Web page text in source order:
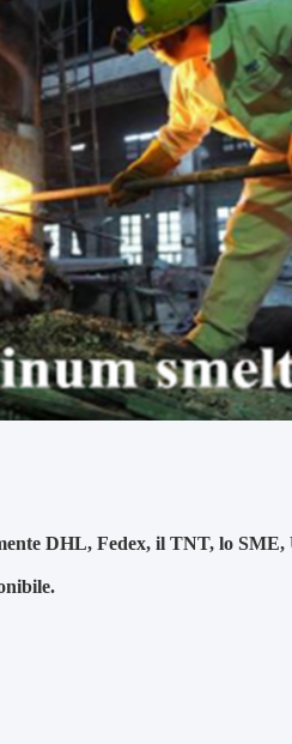
DHL, Fedex, il TNT, lo